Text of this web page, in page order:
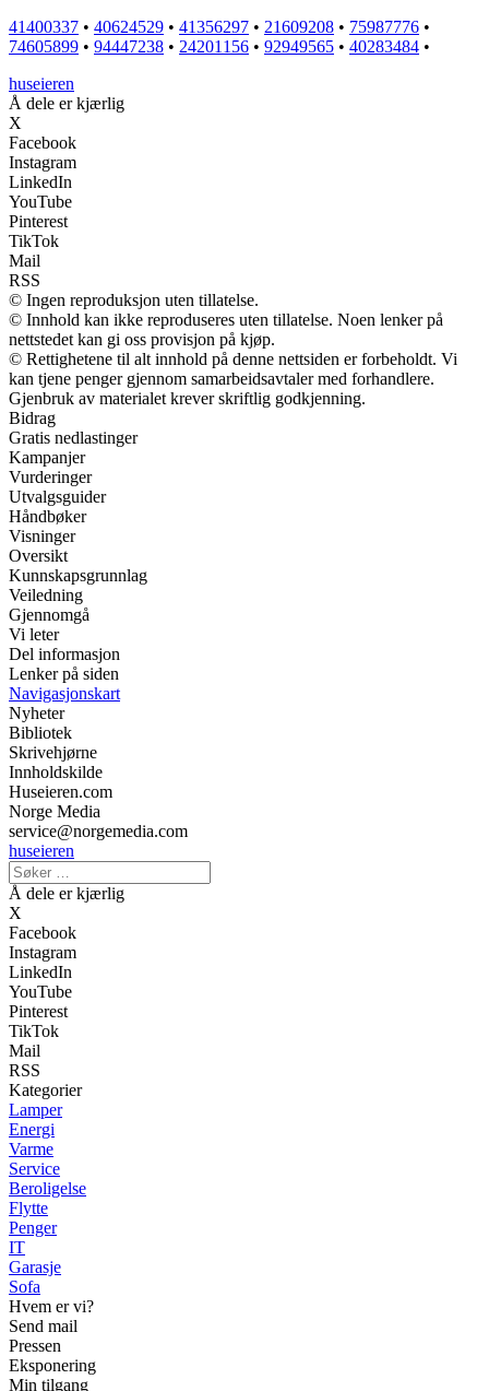
41400337 • 40624529 • 41356297 • 21609208 • 75987776 •
74605899 • 94447238 • 24201156 • 92949565 • 40283484 •
huseieren
Å dele er kjærlig
X
Facebook
Instagram
LinkedIn
YouTube
Pinterest
TikTok
Mail
RSS
© Ingen reproduksjon uten tillatelse.
© Innhold kan ikke reproduseres uten tillatelse. Noen lenker på
nettstedet kan gi oss provisjon på kjøp.
© Rettighetene til alt innhold på denne nettsiden er forbeholdt. Vi
kan tjene penger gjennom samarbeidsavtaler med forhandlere.
Gjenbruk av materialet krever skriftlig godkjenning.
Bidrag
Gratis nedlastinger
Kampanjer
Vurderinger
Utvalgsguider
Håndbøker
Visninger
Oversikt
Kunnskapsgrunnlag
Veiledning
Gjennomgå
Vi leter
Del informasjon
Lenker på siden
Navigasjonskart
Nyheter
Bibliotek
Skrivehjørne
Innholdskilde
Huseieren.com
Norge Media
service@norgemedia.com
huseieren
Å dele er kjærlig
X
Facebook
Instagram
LinkedIn
YouTube
Pinterest
TikTok
Mail
RSS
Kategorier
Lamper
Energi
Varme
Service
Beroligelse
Flytte
Penger
IT
Garasje
Sofa
Hvem er vi?
Send mail
Pressen
Eksponering
Min tilgang